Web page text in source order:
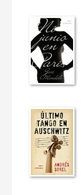
General
Historia de la literatura
VER TODAS... (12)
NUESTRAS
Literaria
Novela
Universitaria